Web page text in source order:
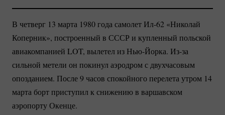
В четверг 13 марта 1980 года самолет Ил-62 «Николай
Коперник», построенный в СССР и купленный польской
авиакомпанией LOT, вылетел из Нью-Йорка. Из-за
сильной метели он покинул аэродром с двухчасовым
опозданием. После 9 часов спокойного перелета утром 14
марта борт приступил к снижению в варшавском
аэропорту Окенце.